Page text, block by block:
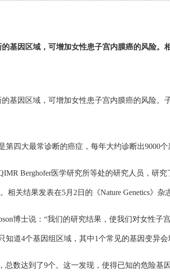
因区域，可增加女性患子宫内膜癌的风险。相
基因区域，可增加女性患子宫内膜癌的风险。
四大最常诊断的癌症，每年大约诊断出9000个
Berghofer医学研究所等处的研究人员，研
关结果发表在5月2日的《Nature Genetics》杂
博士说：“我们的研究结果，使我们对女性
道4个基因组区域，其中1个常见的基因变异
总数达到了9个。这一发现，使得已知的危险基